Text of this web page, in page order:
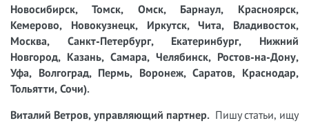
Новосибирск, Томск, Омск, Барнаул, Красноярск,
Кемерово, Новокузнецк, Иркутск, Чита, Владивосток,
Москва, Санкт-Петербург, Екатеринбург, Нижний
Новгород, Казань, Самара, Челябинск, Ростов-на-Дону,
Уфа, Волгоград, Пермь, Воронеж, Саратов, Краснодар,
Тольятти, Сочи).
Виталий Ветров, управляющий партнер. Пишу статьи, ищу